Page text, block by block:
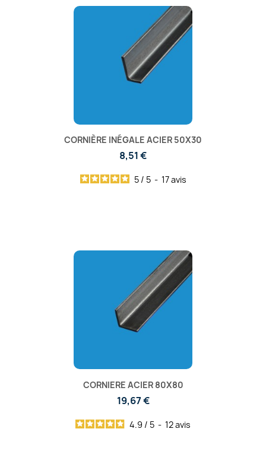
CORNIÈRE INÉGALE ACIER 50X30
8,51 €
5 / 5 - 17avis
CORNIERE ACIER 80X80
19,67 €
4.9 / 5 - 12avis